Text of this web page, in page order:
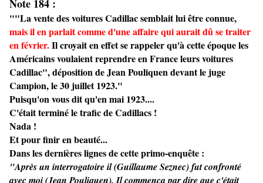
Note 184 :
""La vente des voitures Cadillac semblait lui être connue,
mais il en parlait comme d'une affaire qui aurait dû se traiter
en février.Il croyait en effet se rappeler qu'à cette époque les
Américains voulaient reprendre en France leurs voitures
Cadillac", déposition de Jean Pouliquen devant le juge
Campion, le 30 juillet 1923."
Puisqu'on vous dit qu'en mai 1923....
C'était terminé le trafic de Cadillacs !
Nada !
Et pour finir en beauté...
Dans les dernières lignes de cette primo-enquête :
"Après un interrogatoire il (Guillaume Seznec) fut confronté
avec moi (Jean Pouliquen). Il commença par dire que c'était